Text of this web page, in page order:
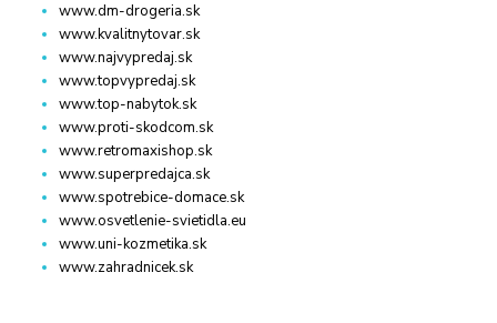
www.dm-drogeria.sk
www.kvalitnytovar.sk
www.najvypredaj.sk
www.topvypredaj.sk
www.top-nabytok.sk
www.proti-skodcom.sk
www.retromaxishop.sk
www.superpredajca.sk
www.spotrebice-domace.sk
www.osvetlenie-svietidla.eu
www.uni-kozmetika.sk
www.zahradnicek.sk